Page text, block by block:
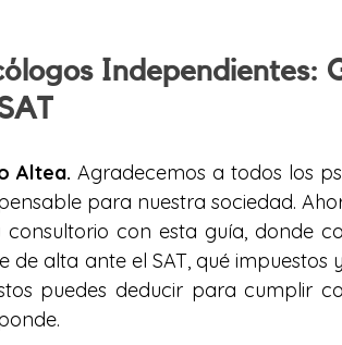
Independientes:
Altea. Agradecemos a todos los
para nuestra sociedad.
con esta guía, donde
de alta ante el SAT, qué impuestos
puedes deducir para cumplir